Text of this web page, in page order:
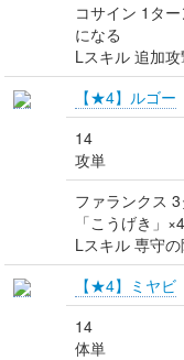
コサイン 1タ
になる
Lスキル 追加
【★4】ルゴー
14
攻単
ファランクス
「こうげき」
Lスキル 専守の
【★4】ミヤビ
14
体単